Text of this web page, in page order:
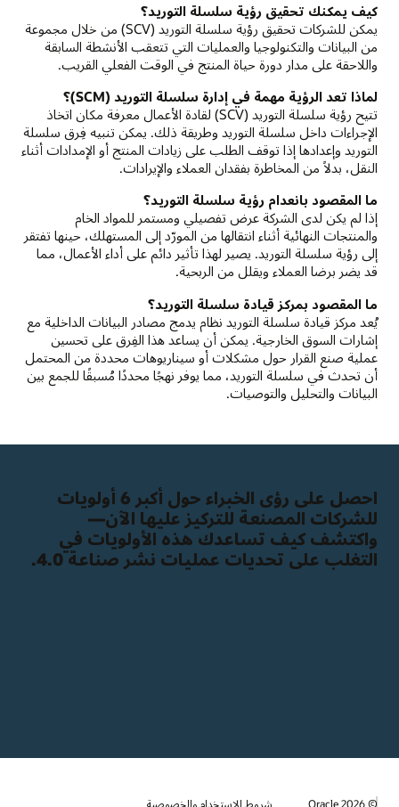
كيف يمكنك تحقيق رؤية سلسلة التوريد؟
يمكن للشركات تحقيق رؤية سلسلة التوريد (SCV) من خلال مجموعة
من البيانات والتكنولوجيا والعمليات التي تتعقب الأنشطة السابقة
واللاحقة على مدار دورة حياة المنتج في الوقت الفعلي القريب.
لماذا تعد الرؤية مهمة في إدارة سلسلة التوريد (SCM)؟
تتيح رؤية سلسلة التوريد (SCV) لقادة الأعمال معرفة مكان اتخاذ
الإجراءات داخل سلسلة التوريد وطريقة ذلك. يمكن تنبيه فِرق سلسلة
التوريد وإعدادها إذا توقف الطلب على زيادات المنتج أو الإمدادات أثناء
النقل، بدلاً من المخاطرة بفقدان العملاء والإيرادات.
ما المقصود بانعدام رؤية سلسلة التوريد؟
إذا لم يكن لدى الشركة عرض تفصيلي ومستمر للمواد الخام
والمنتجات النهائية أثناء انتقالها من المورّد إلى المستهلك، حينها تفتقر
إلى رؤية سلسلة التوريد. يصير لهذا تأثير دائم على أداء الأعمال، مما
قد يضر برضا العملاء ويقلل من الربحية.
ما المقصود بمركز قيادة سلسلة التوريد؟
يُعد مركز قيادة سلسلة التوريد نظام يدمج مصادر البيانات الداخلية مع
إشارات السوق الخارجية. يمكن أن يساعد هذا الفِرق على تحسين
عملية صنع القرار حول مشكلات أو سيناريوهات محددة من المحتمل
أن تحدث في سلسلة التوريد، مما يوفر نهجًا محددًا مُسبقًا للجمع بين
البيانات والتحليل والتوصيات.
احصل على رؤى الخبراء حول أكبر 6 أولويات
للشركات المصنعة للتركيز عليها الآن—
واكتشف كيف تساعدك هذه الأولويات في
التغلب على تحديات عمليات نشر صناعة 4.0.
© 2026 Oracle شروط الاستخدام والخصوصية